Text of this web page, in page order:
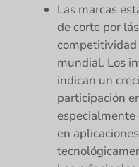
Las marcas
de corte por
mundial. Los
indican un
participación
en